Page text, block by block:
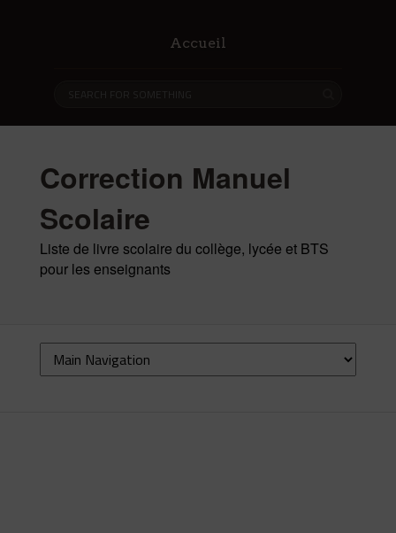
Accueil
Correction Manuel
Scolaire
Liste de livre scolaire du collège, lycée et BTS
pour les enseignants